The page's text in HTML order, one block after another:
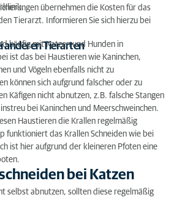
übernehmen die Kosten für das
Tierarzt. Informieren Sie sich hierzu bei
anderen Tierarten
häufig mit Katzen und Hunden in
ist das bei Haustieren wie Kaninchen,
und Vögeln ebenfalls nicht zu
können sich aufgrund falscher oder zu
Käfigen nicht abnutzen, z.B. falsche Stangen
bei Kaninchen und Meerschweinchen.
Haustieren die Krallen regelmäßig
funktioniert das Krallen Schneiden wie bei
ist hier aufgrund der kleineren Pfoten eine
bei Katzen
selbst abnutzen, sollten diese regelmäßig